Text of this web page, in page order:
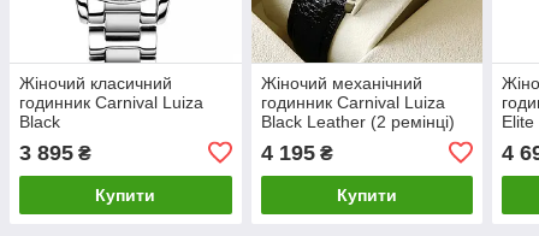
Жіночий класичний
годинник Carnival Luiza
Black
3 895 ₴
Купити
Жіночий механічний
годинник Carnival Luiza
Black Leather (2 ремінці)
4 195₴
Купити
4